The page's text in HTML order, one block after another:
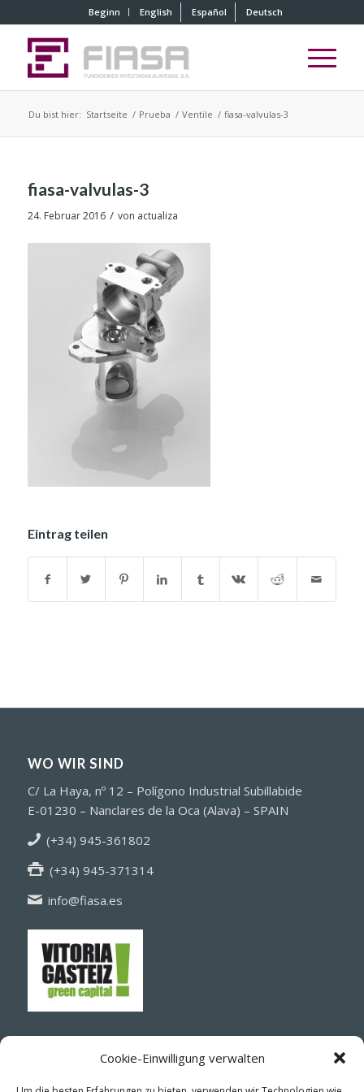
Cookie-Einwilligung verwalten
Beginn English Español Deutsch
Du bist hier: Startseite / Prueba / Ventile / fiasa-valvulas-3
fiasa-valvulas-3
24. Februar 2016 / von actualiza
Eintrag teilen
WO WIR SIND
C/ La Haya, nº 12 – Polígono Industrial Subillabide
E-01230 – Nanclares de la Oca (Alava) – SPAIN
(+34) 945-361802
(+34) 945-371314
info@fiasa.es